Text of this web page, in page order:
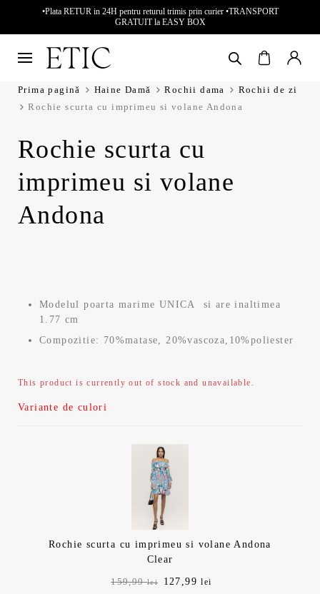
•Plata RETUR in 24H pentru returul trimis prin curier •TRANSPORT
GRATUIT la EASY BOX
Prima pagină Haine Damă Rochii dama
Rochii de zi
Rochie scurta cu imprimeu si volane Andona
Rochie scurta cu
imprimeu si volane
Andona
Modelul poarta marime UNICA si are inaltimea
1.77 cm
Compozitie: 70%matase, 20%vascoza,10%poliester
This product is currently out of stock and unavailable.
Variante de culori
Rochie scurta cu imprimeu si volane Andona
Clear
159,99lei
Prețul
127,99lei